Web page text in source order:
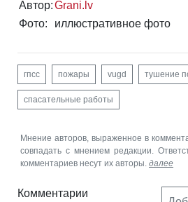
Автор:Grani.lv
Фото:
иллюстративное фото
гпсс пожары vugd тушение
спасательные работы
Мнение авторов, выраженное в
совпадать с мнением редакции.
комментариев несут их авторы. далее
Комментарии